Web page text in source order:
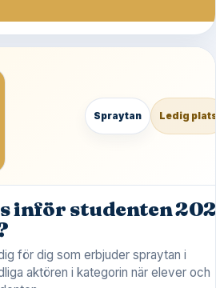
Spraytan Ledig
inför studenten
för dig som erbjuder spraytan i
aktören i kategorin när elever och